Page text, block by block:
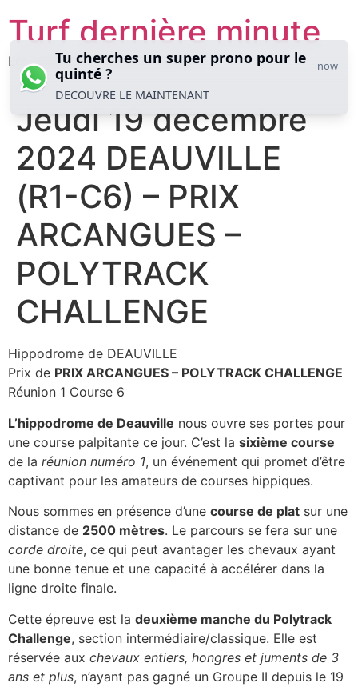
auTurf dernière minute
Les meilleures analyses hippiques
Jeudi 19 décembre
2024 DEAUVILLE
(R1-C6) – PRIX
ARCANGUES –
POLYTRACK
CHALLENGE
Hippodrome de DEAUVILLE
Prix de PRIX ARCANGUES – POLYTRACK CHALLENGE
Réunion 1 Course 6
L’hippodrome de Deauville nous ouvre ses portes pour
une course palpitante ce jour. C’est la sixième course
de la réunion numéro 1, un événement qui promet d’être
captivant pour les amateurs de courses hippiques.
Nous sommes en présence d’une course de plat sur une
distance de 2500 mètres. Le parcours se fera sur une
corde droite, ce qui peut avantager les chevaux ayant
une bonne tenue et une capacité à accélérer dans la
ligne droite finale.
Cette épreuve est la deuxième manche du Polytrack
Challenge, section intermédiaire/classique. Elle est
réservée aux chevaux entiers, hongres et juments de 3
ans et plus, n’ayant pas gagné un Groupe II depuis le 19
Tu cherches un super prono pour le
quinté ?
now
DECOUVRE LE MAINTENANT